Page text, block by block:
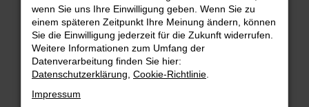
Beim Laden ist ein Fehler aufgetreten.
Hier sind ein paar Tipps, die dir helfen können:
Überprüfe deine Firewall und deine
Internetverbindung.
Laden andere Webseiten, zum Beispiel deine
Suchmaschine?
wenn Sie uns Ihre Einwilligung geben. Wenn Sie zu
einem späteren Zeitpunkt Ihre Meinung ändern, können
Sie die Einwilligung jederzeit für die Zukunft widerrufen.
Weitere Informationen zum Umfang der
Datenverarbeitung finden Sie hier:
Datenschutzerklärung Cookie-Richtlinie
Impressum